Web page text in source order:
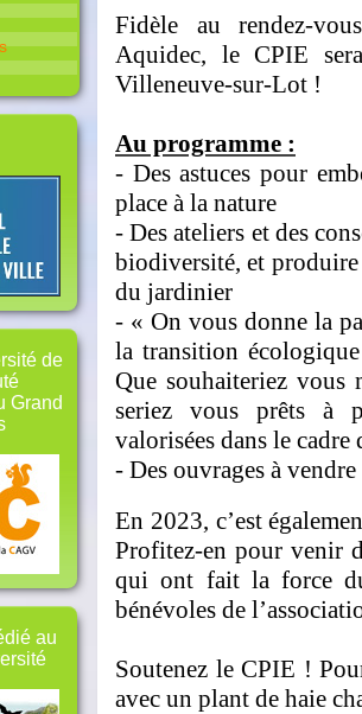
de
Grand
au
Fidèle au rendez-
Aquidec, le CPIE
Villeneuve-sur-Lot !
Au programme :
- Des astuces pour
place à la nature
- Des ateliers et des
biodiversité, et produire
du jardinier
- « On vous donne la
la transition
Que souhaiteriez vous
seriez vous prêts à
valorisées dans le cadre
- Des ouvrages à
En 2023, c’est
Profitez-en pour venir
qui ont fait la force
bénévoles de
Soutenez le CPIE !
avec un plant de haie